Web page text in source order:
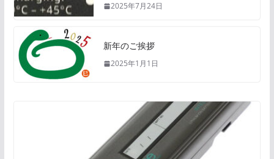
2025年7月24日
新年のご挨拶
2025年1月1日